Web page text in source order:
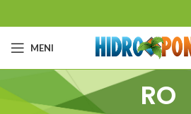
MENI
RO